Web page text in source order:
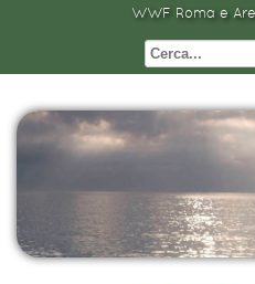
WWF Roma e